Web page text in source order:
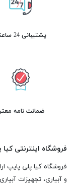
پشتیبانی 24 ساعته
ضمانت نامه
فروشگاه اینترنتی
فروشگاه کیا پلی پایپ
و آبیاری، تجهیزات